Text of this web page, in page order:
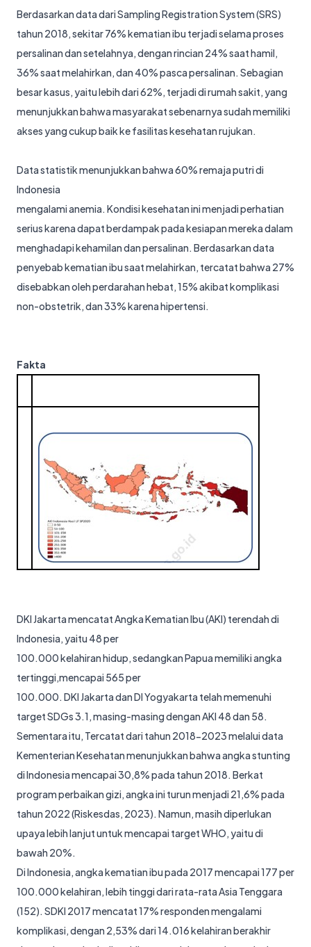
Berdasarkan data dari Sampling Registration System (SRS)
tahun 2018, sekitar 76% kematian ibu terjadi selama proses
persalinan dan setelahnya, dengan rincian 24% saat hamil,
36% saat melahirkan, dan 40% pasca persalinan. Sebagian
besar kasus, yaitu lebih dari 62%, terjadi di rumah sakit, yang
menunjukkan bahwa masyarakat sebenarnya sudah memiliki
akses yang cukup baik ke fasilitas kesehatan rujukan.
Data statistik menunjukkan bahwa 60% remaja putri di
Indonesia
mengalami anemia. Kondisi kesehatan ini menjadi perhatian
serius karena dapat berdampak pada kesiapan mereka dalam
menghadapi kehamilan dan persalinan. Berdasarkan data
penyebab kematian ibu saat melahirkan, tercatat bahwa 27%
disebabkan oleh perdarahan hebat, 15% akibat komplikasi
non-obstetrik, dan 33% karena hipertensi.
Fakta
DKI Jakarta mencatat Angka Kematian Ibu (AKI) terendah di
Indonesia, yaitu 48 per
100.000 kelahiran hidup, sedangkan Papua memiliki angka
tertinggi,mencapai 565 per
100.000. DKI Jakarta dan DI Yogyakarta telah memenuhi
target SDGs 3.1, masing-masing dengan AKI 48 dan 58.
Sementara itu, Tercatat dari tahun 2018-2023 melalui data
Kementerian Kesehatan menunjukkan bahwa angka stunting
di Indonesia mencapai 30,8% pada tahun 2018. Berkat
program perbaikan gizi, angka ini turun menjadi 21,6% pada
tahun 2022 (Riskesdas, 2023). Namun, masih diperlukan
upaya lebih lanjut untuk mencapai target WHO, yaitu di
bawah 20%.
Di Indonesia, angka kematian ibu pada 2017 mencapai 177 per
100.000 kelahiran, lebih tinggi dari rata-rata Asia Tenggara
(152). SDKI 2017 mencatat 17% responden mengalami
komplikasi, dengan 2,53% dari 14.016 kelahiran berakhir